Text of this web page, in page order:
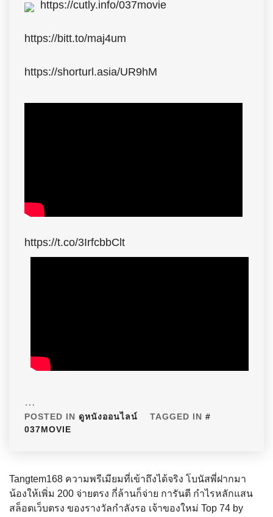
https://cutly.info/037movie
https://bitt.to/maj4um
https://shorturl.asia/UR9hM
https://t.co/3IrfcbbClt
…
POSTED IN ดูหนังออนไลน์
TAGGED IN
037MOVIE
Tangtem168 ความพรีเมียมที่เข้าถึงได้จริง โบนัสพี่ฝากมา
น้องให้เพิ่ม 200 จ่ายตรง กี่ล้านก็จ่าย การันตี กำไรหลักแสน
สล็อตเว็บตรง ของรางวัลกำลังรอ เจ้าของใหม่ Top 74 by